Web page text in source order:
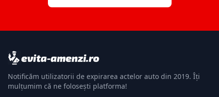
Notificăm utilizatorii de expirarea actelor auto din 2019. Îți
mulțumim că ne folosești platforma!